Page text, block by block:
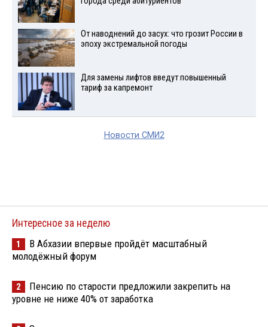
От наводнений до засух: что грозит России в
эпоху экстремальной погоды
Для замены лифтов введут повышенный
тариф за капремонт
Новости СМИ2
Интересное за неделю
1
В Абхазии впервые пройдёт масштабный
молодёжный форум
2
Пенсию по старости предложили закрепить на
уровне не ниже 40% от заработка